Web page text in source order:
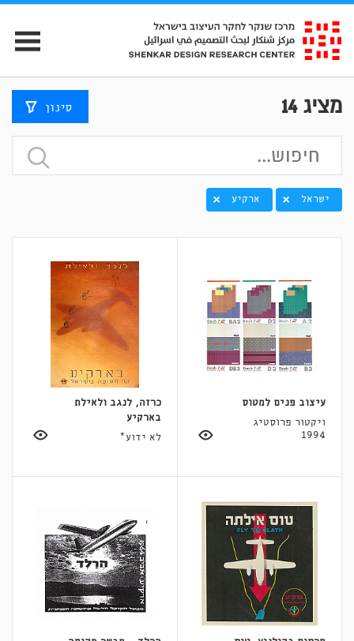
מציג14 סינון
ישראל ארקיע
עיצוב פנים למטוס
ויקטור פרוסטיג
1994
כרזה, לנגב ולאילת
בארקיע
לא ידוע*